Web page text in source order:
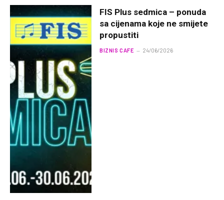
FIS Plus sedmica – ponuda
sa cijenama koje ne smijete
propustiti
BIZNIS CAFE 24/06/2026